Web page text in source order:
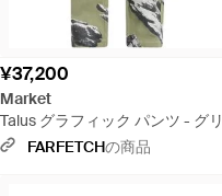
¥37,200
Market
Talus グラフィック パンツ - グリ
ーンFARFETCHの商品